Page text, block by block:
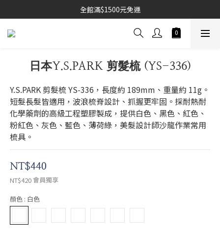
全館滿$1500元免運
日本Y.S.PARK 剪髮梳 (YS-336)
Y.S.PARK 剪髮梳 YS-336，長度約 189mm、重量約 11g。
短髮長髮皆適用，波浪梳脊設計、抓握更牢固。採耐熱耐
化學藥劑的高級工程塑膠製成，提供白色、黑色、紅色、
粉紅色、灰色、藍色、薄荷綠，美髮設計師沙龍作業常用
梳具。
NT$440
NT$420會員獨享
顏色 : 白色